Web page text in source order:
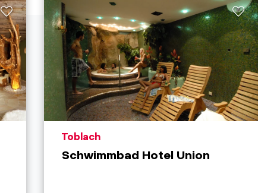
aria.poi_location_prefix
Toblach
Schwimmbad Hotel Union